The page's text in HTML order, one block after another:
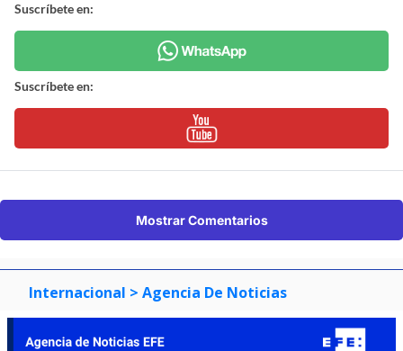
Suscríbete en:
Suscríbete en:
Mostrar Comentarios
Internacional > Agencia De Noticias